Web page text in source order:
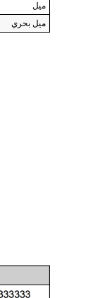
ميل
ميل بحري